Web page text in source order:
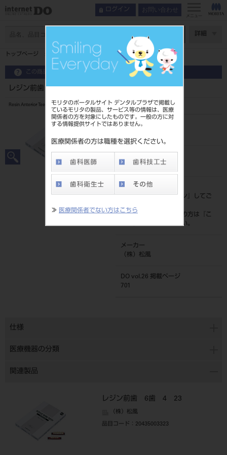
モリタのポータルサイト デンタルプラザで掲載し
ているモリタの製品、サービス等の情報は、医療
関係者の方を対象にしたものです。一般の方に対
する情報提供サイトではありません。
医療関係者の方は職種を選択ください。
≫ 医療関係者でない方はこちら
ログイン お問い合わせ
メニュー
詳細
トップページ レジン前歯 6歯 58 543
この商品に関するお問い合わせ
レジン前歯 6歯 58 543
Resin Anterior Teeth
品目コード
4548162008343
標準価格
価格の確認は『ログイン
』してご
ネット会員登録がまだの方は『
こ
ちら』より登録ください。
メーカー
（株）松風
DO vol.26 掲載ページ
701
仕様
医療機器の分類
関連製品
レジン前歯 6歯 4 23
（株）松風
品目コード ：20435003323